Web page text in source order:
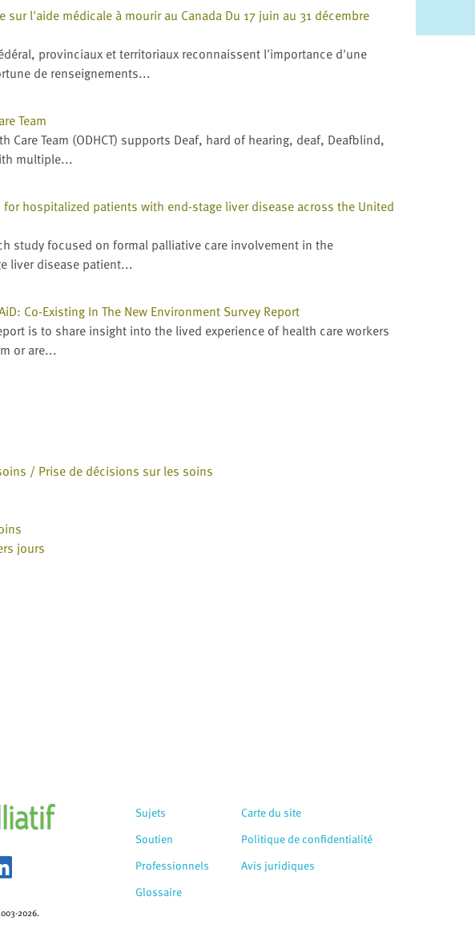
sur l'aide médicale à mourir au Canada Du 17 juin au 31 décembre
provinciaux et territoriaux reconnaissent l'importance d'une
de renseignements...
Team
Care Team (ODHCT) supports Deaf, hard of hearing, deaf, Deafblind,
multiple...
for hospitalized patients with end-stage liver disease across the United
study focused on formal palliative care involvement in the
liver disease patient...
Co-Existing In The New Environment Survey Report
is to share insight into the lived experience of health care workers
or are...
/ Prise de décisions sur les soins
jours
Sujets
Soutien
Professionnels
Glossaire
2026.
Carte du site
Politique de confidentialité
Avis juridiques